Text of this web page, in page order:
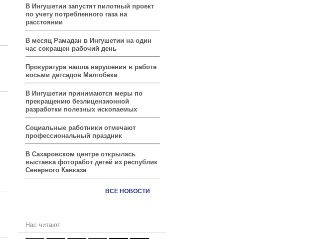
В Ингушетии запустят пилотный проект
по учету потребленного газа на
расстоянии
В месяц Рамадан в Ингушетии на один
час сокращен рабочий день
Прокуратура нашла нарушения в работе
восьми детсадов Малгобека
В Ингушетии принимаются меры по
прекращению безлицензионной
разработки полезных ископаемых
Социальные работники отмечают
профессиональный праздник
В Сахаровском центре открылась
выставка фоторабот детей из республик
Северного Кавказа
ВСЕ НОВОСТИ
Нас читают